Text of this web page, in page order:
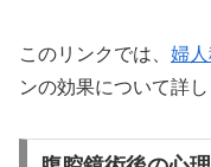
このリンクでは、 婦
ンの効果について詳